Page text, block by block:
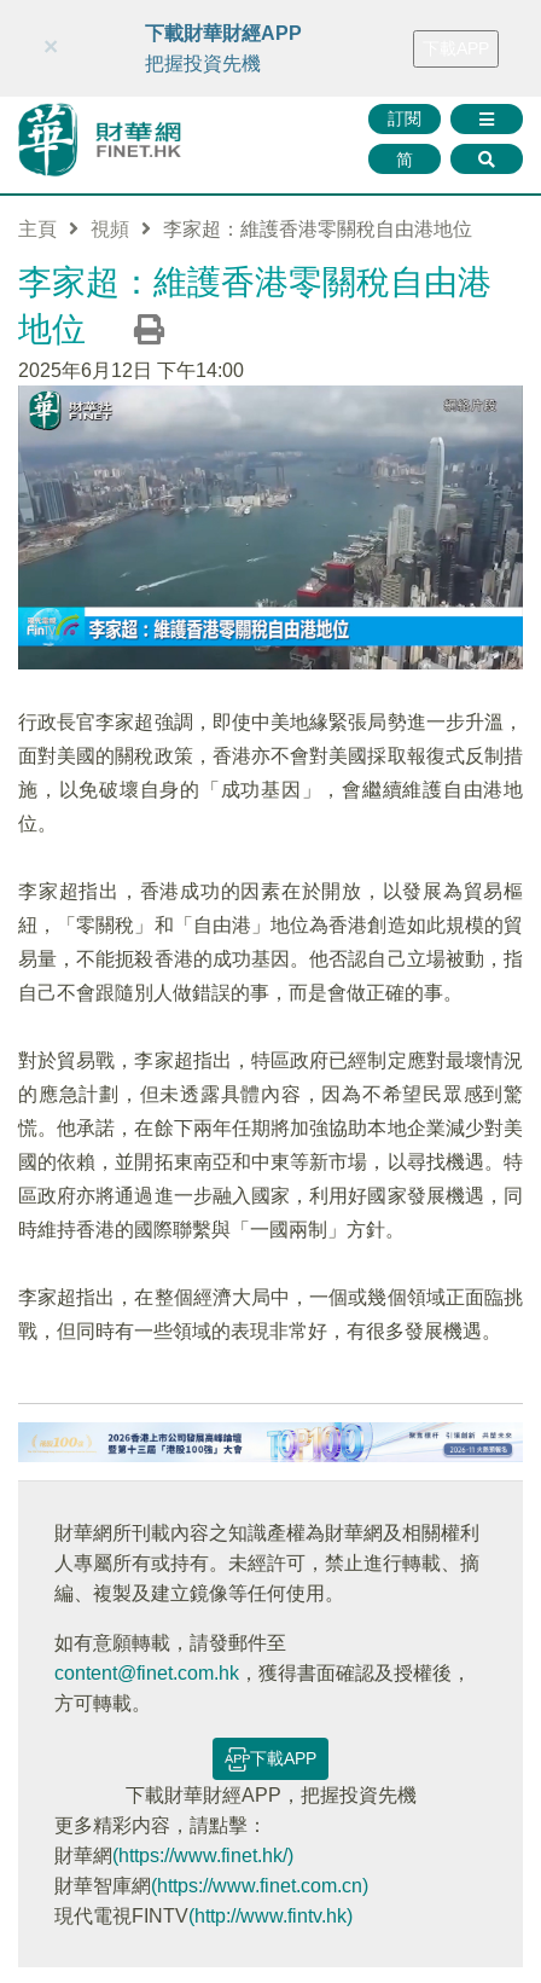
財華智庫網 FINTV FINMETA 財華證券 媒體矩陣
訂閱
简
×
下載財華財經APP
把握投資先機
主頁 視頻 李家超：維護香港零關稅自由港地位
李家超：維護香港零關稅自由港
地位
2025年6月12日 下午14:00
行政長官李家超強調，即使中美地緣緊張局勢進一步升溫，
面對美國的關稅政策，香港亦不會對美國採取報復式反制措
施，以免破壞自身的「成功基因」，會繼續維護自由港地
位。
李家超指出，香港成功的因素在於開放，以發展為貿易樞
紐，「零關稅」和「自由港」地位為香港創造如此規模的貿
易量，不能扼殺香港的成功基因。他否認自己立場被動，指
自己不會跟隨別人做錯誤的事，而是會做正確的事。
對於貿易戰，李家超指出，特區政府已經制定應對最壞情況
的應急計劃，但未透露具體內容，因為不希望民眾感到驚
慌。他承諾，在餘下兩年任期將加強協助本地企業減少對美
國的依賴，並開拓東南亞和中東等新市場，以尋找機遇。特
區政府亦將通過進一步融入國家，利用好國家發展機遇，同
時維持香港的國際聯繫與「一國兩制」方針。
李家超指出，在整個經濟大局中，一個或幾個領域正面臨挑
戰，但同時有一些領域的表現非常好，有很多發展機遇。
財華網所刊載內容之知識產權為財華網及相關權利
人專屬所有或持有。未經許可，禁止進行轉載、摘
編、複製及建立鏡像等任何使用。
如有意願轉載，請發郵件至
content@finet.com.hk ，獲得書面確認及授權後，
方可轉載。
下載APP
下載財華財經APP，把握投資先機
更多精彩内容，請點擊：
財華網(https://www.finet.hk/)
財華智庫網(https://www.finet.com.cn)
現代電視FINTV(http://www.fintv.hk)